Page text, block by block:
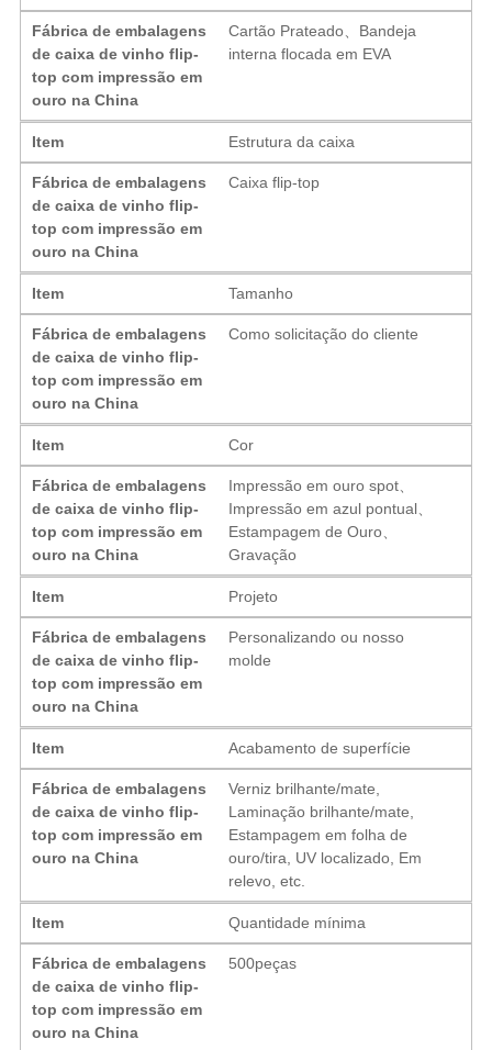
Fábrica de embalagens
de caixa de vinho flip-
top com impressão em
ouro na China
Cartão Prateado、Bandeja
interna flocada em EVA
Item Estrutura da caixa
Fábrica de embalagens
de caixa de vinho flip-
top com impressão em
ouro na China
Caixa flip-top
Item Tamanho
Fábrica de embalagens
de caixa de vinho flip-
top com impressão em
ouro na China
Como solicitação do cliente
Item Cor
Fábrica de embalagens
de caixa de vinho flip-
top com impressão em
ouro na China
Impressão em ouro spot、
Impressão em azul pontual、
Estampagem de Ouro、
Gravação
Item Projeto
Fábrica de embalagens
de caixa de vinho flip-
top com impressão em
ouro na China
Personalizando ou nosso
molde
Item Acabamento de superfície
Fábrica de embalagens
de caixa de vinho flip-
top com impressão em
ouro na China
Verniz brilhante/mate,
Laminação brilhante/mate,
Estampagem em folha de
ouro/tira, UV localizado, Em
relevo, etc.
Item Quantidade mínima
Fábrica de embalagens
de caixa de vinho flip-
top com impressão em
ouro na China
500peças